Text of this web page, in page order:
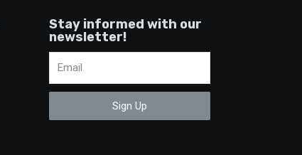
Stay informed with our
newsletter!
Sign Up